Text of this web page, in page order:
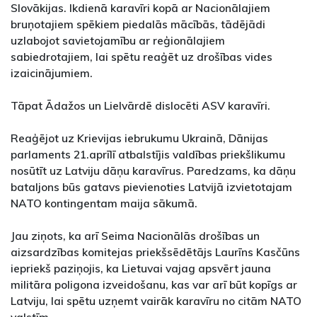
Slovākijas. Ikdienā karavīri kopā ar Nacionālajiem
bruņotajiem spēkiem piedalās mācībās, tādējādi
uzlabojot savietojamību ar reģionālajiem
sabiedrotajiem, lai spētu reaģēt uz drošības vides
izaicinājumiem.
Tāpat Ādažos un Lielvārdē dislocēti ASV karavīri.
Reaģējot uz Krievijas iebrukumu Ukrainā, Dānijas
parlaments 21.aprīlī atbalstījis valdības priekšlikumu
nosūtīt uz Latviju dāņu karavīrus. Paredzams, ka dāņu
bataljons būs gatavs pievienoties Latvijā izvietotajam
NATO kontingentam maija sākumā.
Jau ziņots, ka arī Seima Nacionālās drošības un
aizsardzības komitejas priekšsēdētājs Laurīns Kasčūns
iepriekš paziņojis, ka Lietuvai vajag apsvērt jauna
militāra poligona izveidošanu, kas var arī būt kopīgs ar
Latviju, lai spētu uzņemt vairāk karavīru no citām NATO